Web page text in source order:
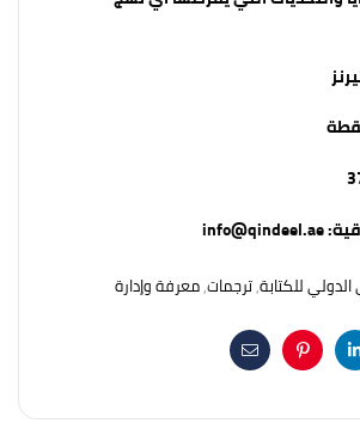
info@qindeel.ae
الدولي للكتابة,ترجمات,معرفة وإدارة
Linkedin
Pinterest
Email